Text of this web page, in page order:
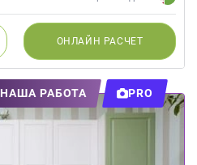
ОНЛАЙН РАСЧЕТ
НАША РАБОТА PRO